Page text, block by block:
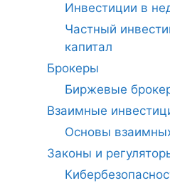
Инвестиции в
Частный
капитал
Брокеры
Биржевые
Взаимные
Основы
Законы и